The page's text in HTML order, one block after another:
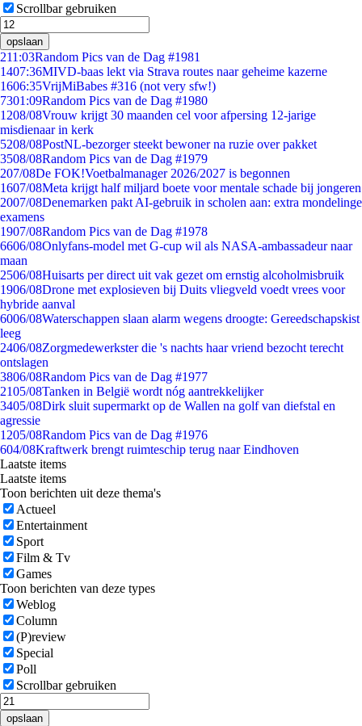
Scrollbar gebruiken
opslaan
211:03Random Pics van de Dag #1981
1407:36MIVD-baas lekt via Strava routes naar geheime kazerne
1606:35VrijMiBabes #316 (not very sfw!)
7301:09Random Pics van de Dag #1980
1208/08Vrouw krijgt 30 maanden cel voor afpersing 12-jarige
misdienaar in kerk
5208/08PostNL-bezorger steekt bewoner na ruzie over pakket
3508/08Random Pics van de Dag #1979
207/08De FOK!Voetbalmanager 2026/2027 is begonnen
1607/08Meta krijgt half miljard boete voor mentale schade bij jongeren
2007/08Denemarken pakt AI-gebruik in scholen aan: extra mondelinge
examens
1907/08Random Pics van de Dag #1978
6606/08Onlyfans-model met G-cup wil als NASA-ambassadeur naar
maan
2506/08Huisarts per direct uit vak gezet om ernstig alcoholmisbruik
1906/08Drone met explosieven bij Duits vliegveld voedt vrees voor
hybride aanval
6006/08Waterschappen slaan alarm wegens droogte: Gereedschapskist
leeg
2406/08Zorgmedewerkster die 's nachts haar vriend bezocht terecht
ontslagen
3806/08Random Pics van de Dag #1977
2105/08Tanken in België wordt nóg aantrekkelijker
3405/08Dirk sluit supermarkt op de Wallen na golf van diefstal en
agressie
1205/08Random Pics van de Dag #1976
604/08Kraftwerk brengt ruimteschip terug naar Eindhoven
Laatste items
Laatste items
Toon berichten uit deze thema's
Actueel
Entertainment
Sport
Film & Tv
Games
Toon berichten van deze types
Weblog
Column
(P)review
Special
Poll
Scrollbar gebruiken
opslaan